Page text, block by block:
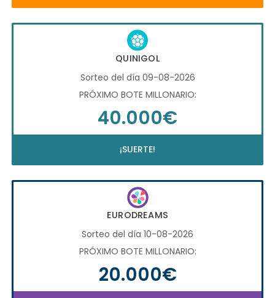
QUINIGOL
Sorteo del día 09-08-2026
PRÓXIMO BOTE MILLONARIO:
40.000€
¡SUERTE!
EURODREAMS
Sorteo del día 10-08-2026
PRÓXIMO BOTE MILLONARIO:
20.000€